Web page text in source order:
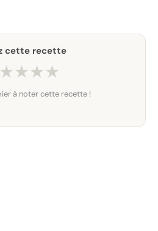
cette recette
★★★★
à noter cette recette !